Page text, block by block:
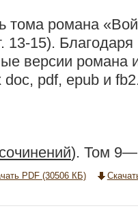
тома романа
13-15). Благодаря
версии романа
doc, pdf, epub и
). Том
PDF (30506 КБ)